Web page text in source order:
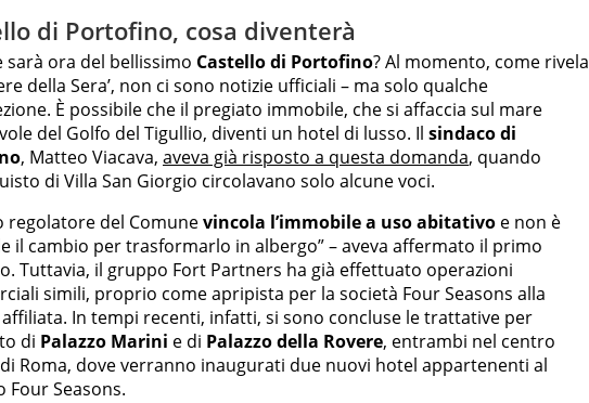
di Portofino, cosa diventerà
sarà ora del bellissimo Castello di Portofino? Al momento, come rivela
della Sera’, non ci sono notizie ufficiali – ma solo qualche
È possibile che il pregiato immobile, che si affaccia sul mare
del Golfo del Tigullio, diventi un hotel di lusso. Il sindaco di
, Matteo Viacava, aveva già risposto a questa domanda, quando
di Villa San Giorgio circolavano solo alcune voci.
regolatore del Comunevincola l’immobile a uso abitativo e non è
il cambio per trasformarlo in albergo” – aveva affermato il primo
Tuttavia, il gruppo Fort Partners ha già effettuato operazioni
simili, proprio come apripista per la società Four Seasons alla
affiliata. In tempi recenti, infatti, si sono concluse le trattative per
di Palazzo Marini e di Palazzo della Rovere, entrambi nel centro
Roma, dove verranno inaugurati due nuovi hotel appartenenti al
Four Seasons.